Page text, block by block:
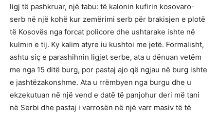
ligj të pashkruar, një tabu: të kalonin kufirin kosovaro-
serb në një kohë kur zemërimi serb për brakisjen e plotë
të Kosovës nga forcat policore dhe ushtarake ishte në
kulmin e tij. Ky kalim atyre iu kushtoi me jetë. Formalisht,
ashtu siç e parashihnin ligjet serbe, ata u dënuan vetëm
me nga 15 ditë burg, por pastaj ajo që ngjau në burg ishte
e jashtëzakonshme. Ata u rrëmbyen nga burgu dhe u
ekzekutuan në një vend e datë të panjohur deri më tani
në Serbi dhe pastaj i varrosën në një varr masiv të të